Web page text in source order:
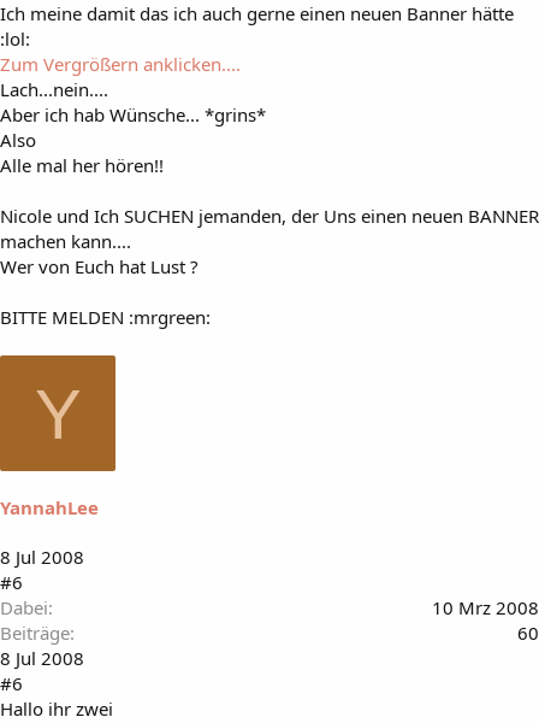
Ich meine damit das ich auch gerne einen neuen Banner hätte
:lol:
Zum Vergrößern anklicken....
Lach...nein....
Aber ich hab Wünsche... *grins*
Also
Alle mal her hören!!
Nicole und Ich SUCHEN jemanden, der Uns einen neuen BANNER
machen kann....
Wer von Euch hat Lust ?
BITTE MELDEN :mrgreen:
Y
YannahLee
8 Jul 2008
#6
Dabei
10 Mrz 2008
Beiträge
60
8 Jul 2008
#6
Hallo ihr zwei